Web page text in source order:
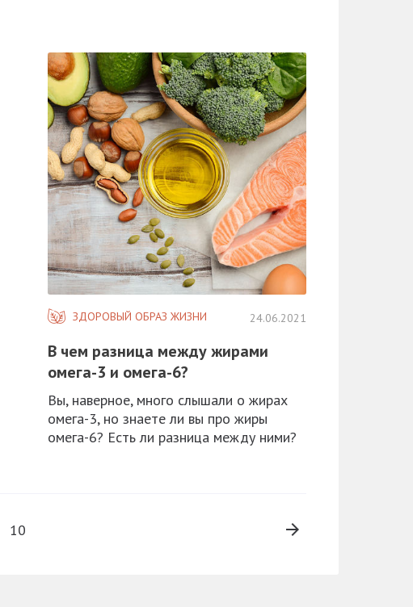
ЗДОРОВЫЙ ОБРАЗ ЖИЗНИ 24.06.2021
​В чем разница между жирами
омега-3 и омега-6?
Вы, наверное, много слышали о жирах
омега-3, но знаете ли вы про жиры
омега-6? Есть ли разница между ними?
10